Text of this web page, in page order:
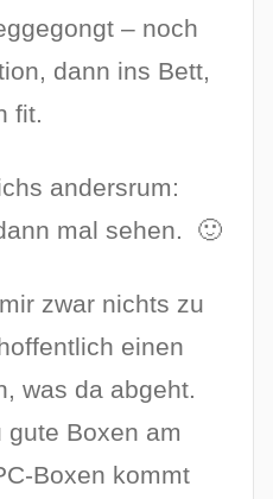
– noch
dann ins Bett,
fit.
andersrum:
mal sehen. 🙂
zwar nichts zu
einen
was da abgeht.
Boxen am
Boxen kommt